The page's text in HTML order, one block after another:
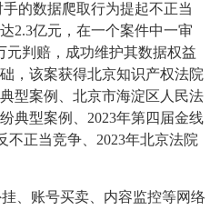
的数据爬取行为提起不正当
2.3亿元，在一个案件中一审
元判赔，成功维护其数据权益
，该案获得北京知识产权法院
型案例、北京市海淀区人民法
典型案例、2023年第四届金线
不正当竞争、2023年北京法院
、账号买卖、内容监控等网络